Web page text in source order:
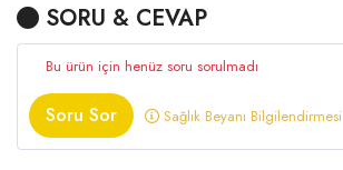
SORU & CEVAP
Bu ürün için henüz soru sorulmadı
Soru Sor Sağlık Beyanı Bilgilendirmesi